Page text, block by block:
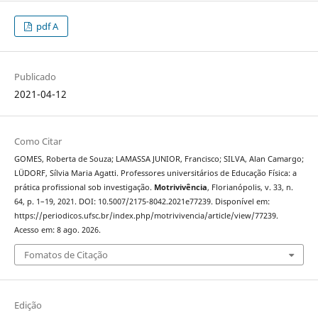
pdf A
Publicado
2021-04-12
Como Citar
GOMES, Roberta de Souza; LAMASSA JUNIOR, Francisco; SILVA, Alan Camargo;
LÜDORF, Sílvia Maria Agatti. Professores universitários de Educação Física: a
prática profissional sob investigação. Motrivivência, Florianópolis, v. 33, n.
64, p. 1–19, 2021. DOI: 10.5007/2175-8042.2021e77239. Disponível em:
https://periodicos.ufsc.br/index.php/motrivivencia/article/view/77239.
Acesso em: 8 ago. 2026.
Fomatos de Citação
Edição